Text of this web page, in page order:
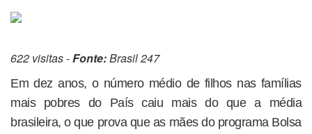
622 visitas -Fonte:Brasil 247
Em dez anos, o número médio de filhos nas famílias
mais pobres do País caiu mais do que a média
brasileira, o que prova que as mães do programa Bolsa